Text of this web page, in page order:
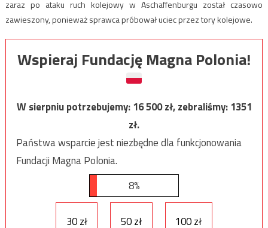
zaraz po ataku ruch kolejowy w Aschaffenburgu został czasowo
zawieszony, ponieważ sprawca próbował uciec przez tory kolejowe.
Wspieraj Fundację Magna Polonia!
W sierpniu potrzebujemy:16 500zł, zebraliśmy:1351
zł.
Państwa wsparcie jest niezbędne dla funkcjonowania
Fundacji Magna Polonia.
8%
30 zł 50 zł 100 zł